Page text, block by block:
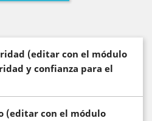
(editar con el módulo
y confianza para el
(editar con el módulo